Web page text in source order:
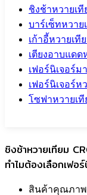
ชิงช้าหวายเที
บาร์เซ็ทหวาย
เก้าอี้หวายเที
เตียงอาบแดด
เฟอร์นิเจอร์ม
เฟอร์นิเจอร์ห
โซฟาหวายเที
ชิงช้าหวายเทียม
ทำไมต้องเลือกเฟ
สินค้าคุณภาพ